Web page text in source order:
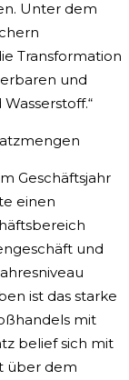
Unter dem
Transformation
und
Geschäftsjahr
einen
und
ist das starke
mit
belief sich mit
über dem